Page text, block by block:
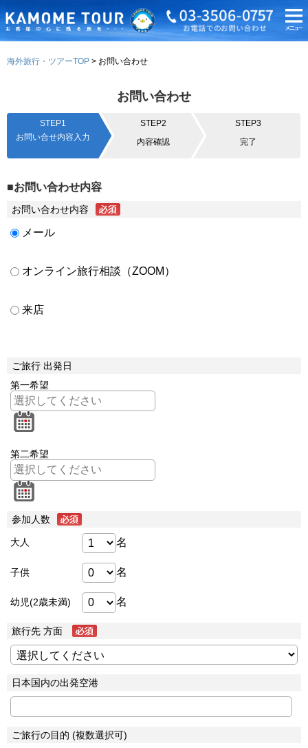
海外旅行・ツアーTOP お問い合わせ
お問い合わせ
STEP1
お問い合せ内容入力
STEP2
内容確認
STEP3
完了
■お問い合わせ内容
お問い合わせ内容
メール
オンライン旅行相談（ZOOM）
来店
ご旅行 出発日
第一希望
第二希望
参加人数
大人 名
子供 名
幼児(2歳未満) 名
旅行先 方面
日本国内の出発空港
ご旅行の目的 (複数選択可)